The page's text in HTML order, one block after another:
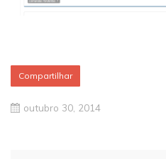
Compartilhar
outubro 30, 2014